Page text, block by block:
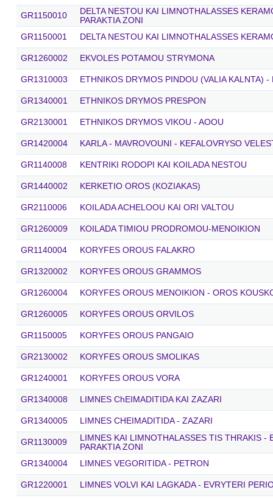
GR1150010
DELTA NESTOU KAI LIMNOTHALASSES
PARAKTIA ZONI
GR1150001
DELTA NESTOU KAI LIMNOTHALASSES
GR1260002 EKVOLES POTAMOU STRYMONA
GR1310003 ETHNIKOS DRYMOS PINDOU (VALIA KALNTA)
GR1340001 ETHNIKOS DRYMOS PRESPON
GR2130001 ETHNIKOS DRYMOS VIKOU - AOOU
GR1420004 KARLA - MAVROVOUNI - KEFALOVRYSO
GR1140008 KENTRIKI RODOPI KAI KOILADA NESTOU
GR1440002 KERKETIO OROS (KOZIAKAS)
GR2110006 KOILADA ACHELOOU KAI ORI VALTOU
GR1260009 KOILADA TIMIOU PRODROMOU-MENOIKION
GR1140004 KORYFES OROUS FALAKRO
GR1320002 KORYFES OROUS GRAMMOS
GR1260004 KORYFES OROUS MENOIKION - OROS
GR1260005 KORYFES OROUS ORVILOS
GR1150005 KORYFES OROUS PANGAIO
GR2130002 KORYFES OROUS SMOLIKAS
GR1240001 KORYFES OROUS VORA
GR1340008 LIMNES ChEIMADITIDA KAI ZAZARI
GR1340005 LIMNES CHEIMADITIDA - ZAZARI
GR1130009
LIMNES KAI LIMNOTHALASSES TIS THRAKIS -
PARAKTIA ZONI
GR1340004
LIMNES VEGORITIDA - PETRON
GR1220001 LIMNES VOLVI KAI LAGKADA - EVRYTERI